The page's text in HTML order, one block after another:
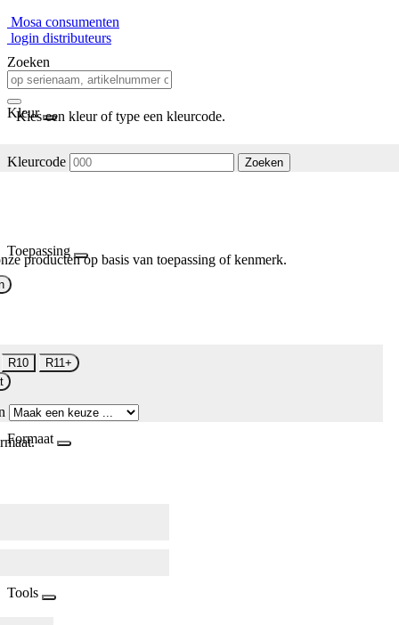
Mosa consumenten
login distributeurs
Zoeken
Kleur
Kies een kleur of type een kleurcode.
Kleurcode Zoeken
Toepassing
producten op basis van toepassing of kenmerk.
R10
R11+
Formaat
Tools